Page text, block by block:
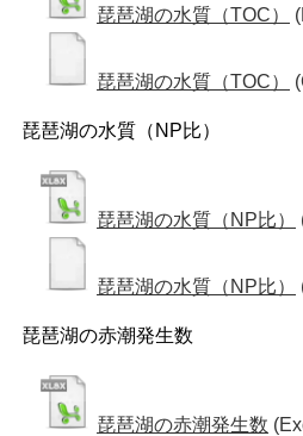
琵琶湖の水質（TOC）
琵琶湖の水質（TOC）
琵琶湖の水質（NP比）
琵琶湖の水質（NP比）
琵琶湖の水質（NP比）
琵琶湖の赤潮発生数
琵琶湖の赤潮発生数